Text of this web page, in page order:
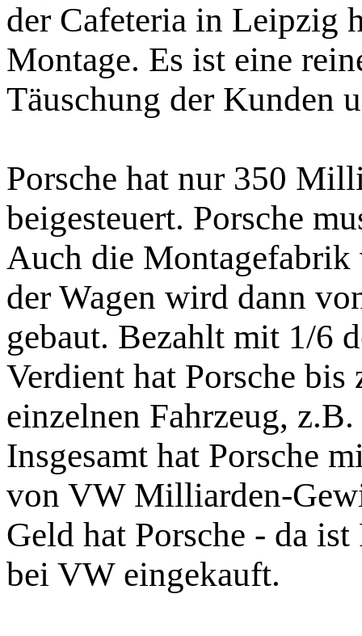
der Cafeteria in Leipzig
Montage. Es ist eine
Täuschung der Kunden
Porsche hat nur 350
beigesteuert. Porsche
Auch die
der Wagen wird dann
gebaut. Bezahlt mit 1/6
Verdient hat Porsche
einzelnen Fahrzeug,
Insgesamt hat Porsche
von VW Milliarden-
Geld hat Porsche - da
bei VW eingekauft.